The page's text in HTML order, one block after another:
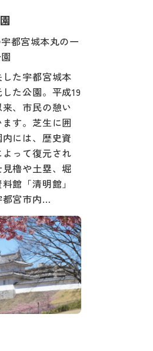
都宮城本丸の一
た宇都宮城本
た公園。平成19
、市民の憩い
す。芝生に囲
には、歴史資
って復元され
櫓や土塁、堀
館「清明館」
都宮市内…